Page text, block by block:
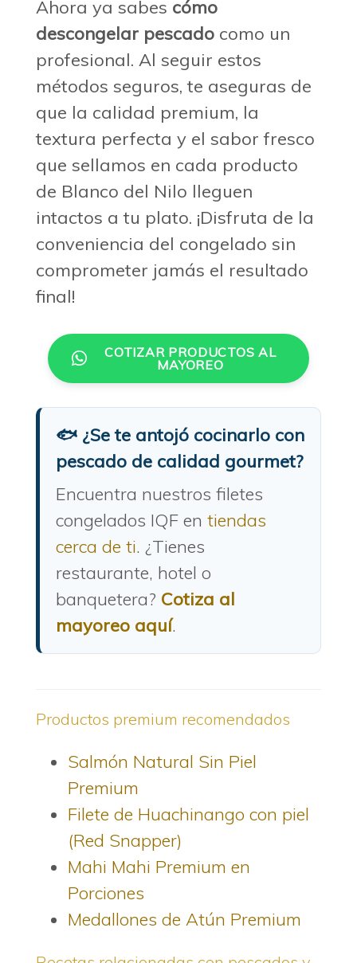
Ahora ya sabes cómo
descongelar pescado como un
profesional. Al seguir estos
métodos seguros, te aseguras de
que la calidad premium, la
textura perfecta y el sabor fresco
que sellamos en cada producto
de Blanco del Nilo lleguen
intactos a tu plato. ¡Disfruta de la
conveniencia del congelado sin
comprometer jamás el resultado
final!
COTIZAR PRODUCTOS AL
MAYOREO
🐟 ¿Se te antojó cocinarlo con
pescado de calidad gourmet?
Encuentra nuestros filetes
congelados IQF en tiendas
cerca de ti. ¿Tienes
restaurante, hotel o
banquetera? Cotiza al
mayoreo aquí.
Productos premium recomendados
Salmón Natural Sin Piel
Premium
Filete de Huachinango con piel
(Red Snapper)
Mahi Mahi Premium en
Porciones
Medallones de Atún Premium